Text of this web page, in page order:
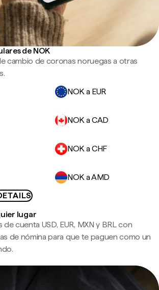
de NOK
cambio de coronas noruegas a otras
NOK a EUR
NOK a CAD
NOK a CHF
NOK a AMD
lugar
cuenta USD, EUR, MXN y BRL con
de nómina para que te paguen como un